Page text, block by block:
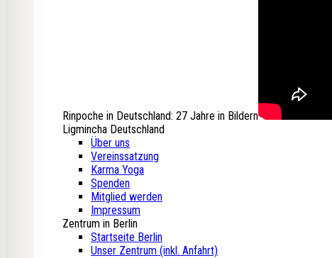
Rinpoche in Deutschland: 27 Jahre in Bildern
Ligmincha Deutschland
Über uns
Vereinssatzung
Karma Yoga
Spenden
Mitglied werden
Impressum
Zentrum in Berlin
Startseite Berlin
Unser Zentrum (inkl. Anfahrt)